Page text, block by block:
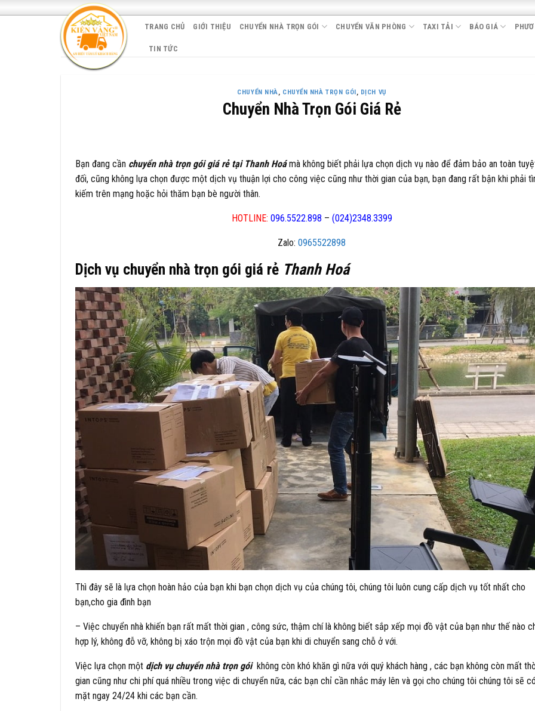
TRANG CHỦ GIỚI THIỆU CHUYỂN NHÀ TRỌN GÓI CHUYỂN VĂN PHÒNG TAXI TẢI BÁO GIÁ
TIN TỨC
CHUYỂN NHÀ, CHUYỂN NHÀ TRỌN GÓI, DỊCH VỤ
Chuyển Nhà Trọn Gói Giá Rẻ
Bạn đang cần chuyển nhà trọn gói giá rẻ tại Thanh Hoámà không biết phải lựa chọn dịch vụ nào để đảm bảo an toàn
đối, cũng không lựa chọn được một dịch vụ thuận lợi cho công việc cũng như thời gian của bạn, bạn đang rất bận khi phải
kiếm trên mạng hoặc hỏi thăm bạn bè người thân.
HOTLINE: 096.5522.898 – (024)2348.3399
Zalo: 0965522898
Dịch vụ chuyển nhà trọn gói giá rẻ Thanh Hoá
Thì đây sẽ là lựa chọn hoàn hảo của bạn khi bạn chọn dịch vụ của chúng tôi, chúng tôi luôn cung cấp dịch vụ tốt nhất cho
bạn,cho gia đình bạn
– Việc chuyển nhà khiến bạn rất mất thời gian , công sức, thậm chí là không biết sắp xếp mọi đồ vật của bạn như thế nào
hợp lý, không đỗ vỡ, không bị xáo trộn mọi đồ vật của bạn khi di chuyển sang chỗ ở với.
Việc lựa chọn một dịch vụ chuyển nhà trọn góikhông còn khó khăn gì nữa với quý khách hàng , các bạn không còn mất
gian cũng như chi phí quá nhiều trong việc di chuyển nữa, các bạn chỉ cần nhắc máy lên và gọi cho chúng tôi chúng tôi sẽ
mặt ngay 24/24 khi các bạn cần.